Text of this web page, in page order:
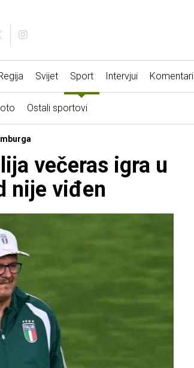
Svijet Sport Intervjui Komentari
Ostali sportovi
večeras igra u
nije viđen